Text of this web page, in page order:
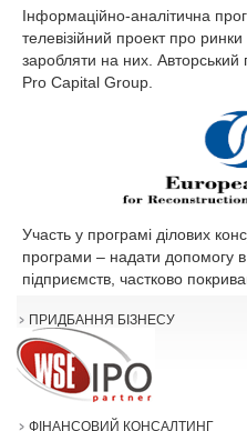
Інформаційно-аналітична
телевізійний проект про ринки
заробляти на них. Авторський
Pro Capital Group.
Участь у програмі ділових
програми – надати допомогу в
підприємств, частково
ПРИДБАННЯ БІЗНЕСУ
ФІНАНСОВИЙ КОНСАЛТИНГ